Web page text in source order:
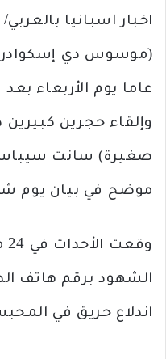
اخبار اسبانيا
عاما يوم الأربعاء
وإلقاء حجرين
صغيرة) سانت
موضح في بيان يوم
اندلاع حريق في